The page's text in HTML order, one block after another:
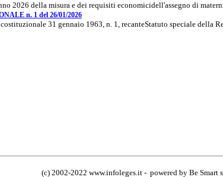
2026 della misura e dei requisiti economicidell'assegno di
n. 1 del 26/01/2026
31 gennaio 1963, n. 1, recanteStatuto speciale della
(c) 2002-2022 www.infoleges.it - powered by Be Smart